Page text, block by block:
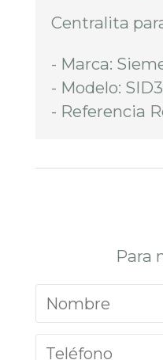
Centralita
- Marca:
- Modelo:
- Referencia
Para